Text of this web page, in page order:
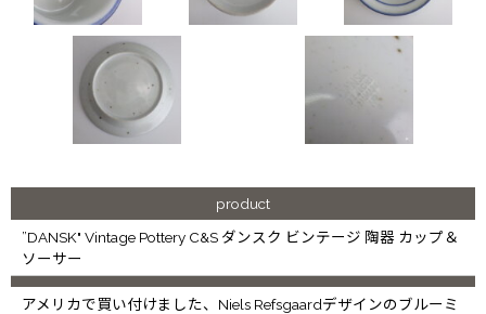
product
”DANSK" Vintage Pottery C&S ダンスク ビンテージ 陶器 カップ＆
ソーサー
アメリカで買い付けました、Niels Refsgaardデザインのブルーミ